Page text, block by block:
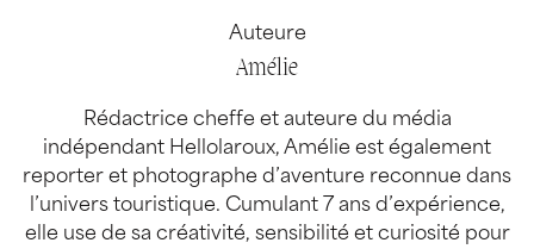
Auteure
Amélie
Rédactrice cheffe et auteure du média
indépendant Hellolaroux, Amélie est également
reporter et photographe d’aventure reconnue dans
l’univers touristique. Cumulant 7 ans d’expérience,
elle use de sa créativité, sensibilité et curiosité pour